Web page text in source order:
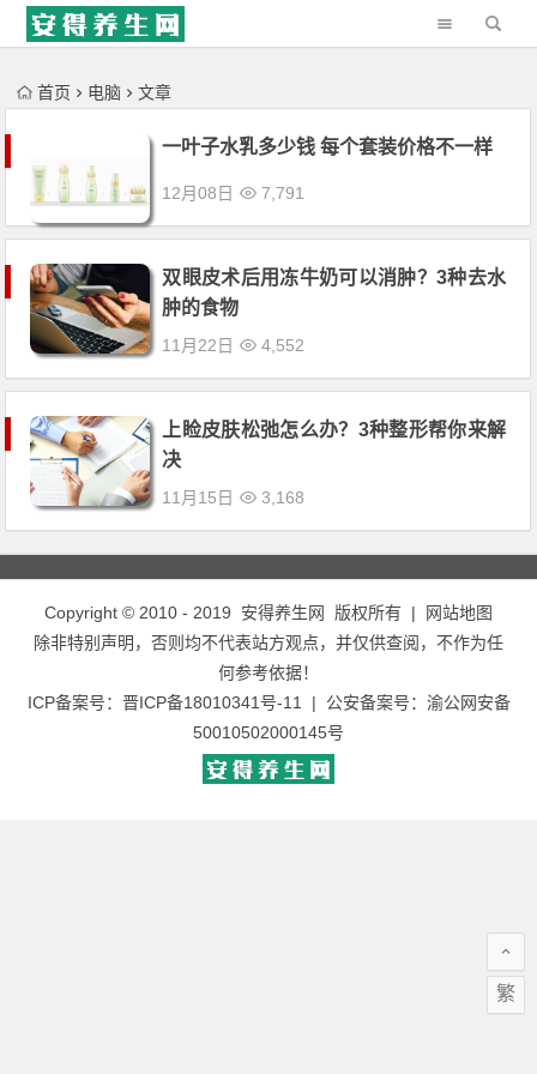
'); })();
首页 电脑 文章
一叶子水乳多少钱 每个套装价格不一样
12月08日 7,791
双眼皮术后用冻牛奶可以消肿？3种去水
肿的食物
11月22日 4,552
上睑皮肤松弛怎么办？3种整形帮你来解
决
11月15日 3,168
Copyright © 2010 - 2019 安得养生网 版权所有 |
网站地图
除非特别声明，否则均不代表站方观点，并仅供查阅，不作为任
何参考依据！
ICP备案号： 晋ICP备18010341号-11 | 公安备案号： 渝公网安备
50010502000145号
繁